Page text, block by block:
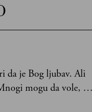
da je Bog ljubav. Ali
mogu da vole, a